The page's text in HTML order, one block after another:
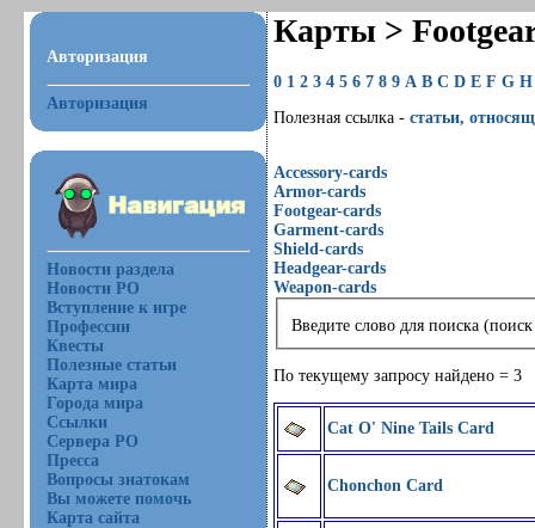
Авторизация
Авторизация
Новости раздела
Новости РО
Вступление к игре
Профессии
Квесты
Полезные статьи
Карта мира
Города мира
Ссылки
Сервера РО
Пресса
Вопросы знатокам
Вы можете помочь
Карта сайта
Карты >
0 1 2 3 4 5 6 7 8 9 A B C D E F G H
Полезная ссылка -статьи,
Accessory-cards
Armor-cards
Footgear-cards
Garment-cards
Shield-cards
Headgear-cards
Weapon-cards
Введите слово для поиска
По текущему запросу найдено = 3
Cat O' Nine Tails Card
Chonchon Card